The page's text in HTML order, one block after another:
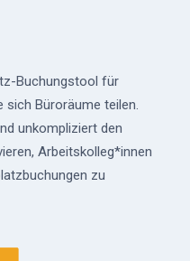
Buchungstool für
Büroräume teilen.
unkompliziert den
Arbeitskolleg*innen
zu